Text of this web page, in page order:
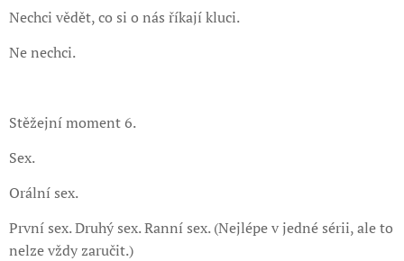
Nechci vědět, co si o nás říkají kluci.
Ne nechci.
Stěžejní moment 6.
Sex.
Orální sex.
První sex. Druhý sex. Ranní sex. (Nejlépe v jedné sérii, ale to
nelze vždy zaručit.)